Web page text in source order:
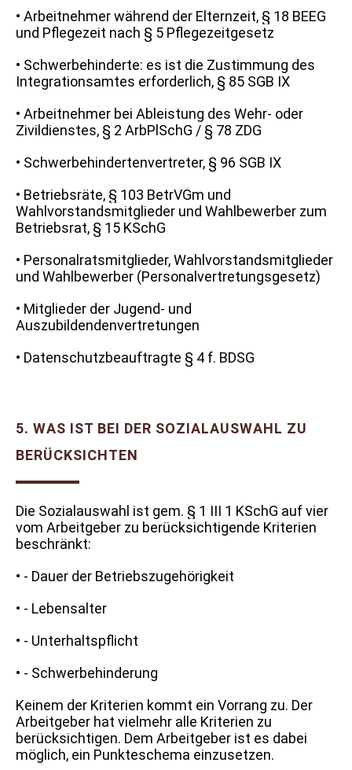
• Arbeitnehmer während der Elternzeit, § 18 BEEG
und Pflegezeit nach § 5 Pflegezeitgesetz
• Schwerbehinderte: es ist die Zustimmung des
Integrationsamtes erforderlich, § 85 SGB IX
• Arbeitnehmer bei Ableistung des Wehr- oder
Zivildienstes, § 2 ArbPlSchG / § 78 ZDG
• Schwerbehindertenvertreter, § 96 SGB IX
• Betriebsräte, § 103 BetrVGm und
Wahlvorstandsmitglieder und Wahlbewerber zum
Betriebsrat, § 15 KSchG
• Personalratsmitglieder, Wahlvorstandsmitglieder
und Wahlbewerber (Personalvertretungsgesetz)
• Mitglieder der Jugend- und
Auszubildendenvertretungen
• Datenschutzbeauftragte § 4 f. BDSG
5. WAS IST BEI DER SOZIALAUSWAHL ZU
BERÜCKSICHTEN
Die Sozialauswahl ist gem. § 1 III 1 KSchG auf vier
vom Arbeitgeber zu berücksichtigende Kriterien
beschränkt:
• - Dauer der Betriebszugehörigkeit
• - Lebensalter
• - Unterhaltspflicht
• - Schwerbehinderung
Keinem der Kriterien kommt ein Vorrang zu. Der
Arbeitgeber hat vielmehr alle Kriterien zu
berücksichtigen. Dem Arbeitgeber ist es dabei
möglich, ein Punkteschema einzusetzen.